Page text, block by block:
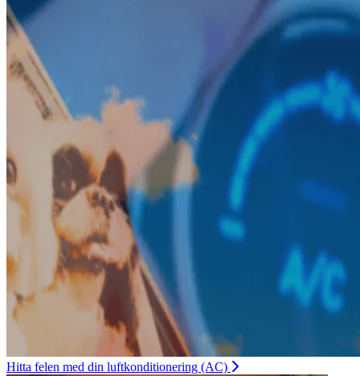
Hitta felen med din luftkonditionering (AC)